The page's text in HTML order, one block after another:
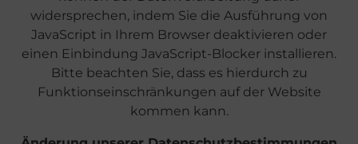
widersprechen, indem Sie die Ausführung von
JavaScript in Ihrem Browser deaktivieren oder
einen Einbindung JavaScript-Blocker installieren.
Bitte beachten Sie, dass es hierdurch zu
Funktionseinschränkungen auf der Website
kommen kann.